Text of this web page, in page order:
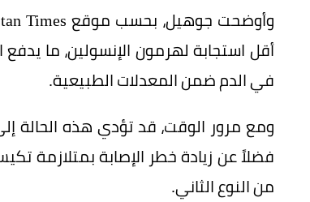
أقل استجابة لهرمون الإنسولين، ما
في الدم ضمن المعدلات الطبيعية.
ومع مرور الوقت، قد تؤدي هذه الحالة
فضلاً عن زيادة خطر الإصابة بمتلازمة
من النوع الثاني.